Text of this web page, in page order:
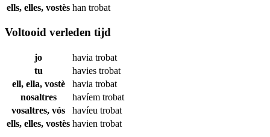
ells, elles, vostès han trobat
Voltooid verleden tijd
jo havia trobat
tu
havies trobat
ell, ella, vostè
havia trobat
nosaltres
havíem trobat
vosaltres, vós
havíeu trobat
ells, elles, vostès havien trobat